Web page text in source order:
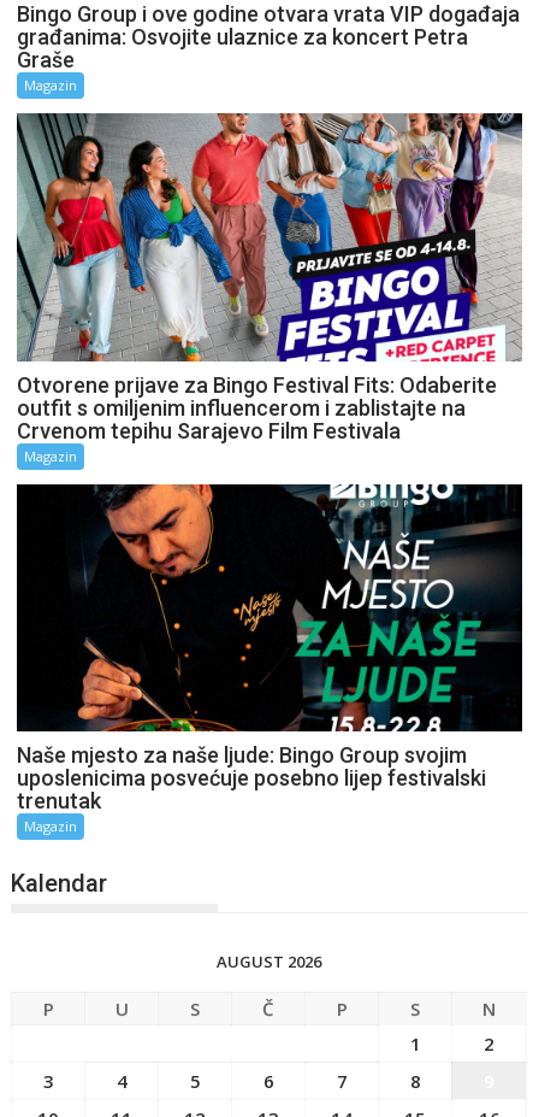
Bingo Group i ove godine otvara vrata VIP događaja
građanima: Osvojite ulaznice za koncert Petra
Graše
Magazin
Otvorene prijave za Bingo Festival Fits: Odaberite
outfit s omiljenim influencerom i zablistajte na
Crvenom tepihu Sarajevo Film Festivala
Magazin
Naše mjesto za naše ljude: Bingo Group svojim
uposlenicima posvećuje posebno lijep festivalski
trenutak
Magazin
Kalendar
AUGUST 2026
P U S Č P S
N
1
2
3
4 5 6 7 8